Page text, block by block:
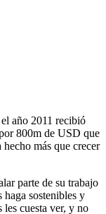
año 2011 recibió
800m de USD que
más que crecer
parte de su trabajo
haga sostenibles y
les cuesta ver, y no